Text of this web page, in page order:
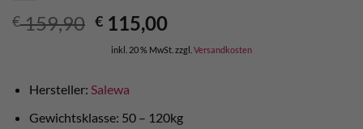
€159,90 Ursprünglicher
Preis
war:
€ 159,90
€ 115,00Aktueller
Preis
ist:
inkl. 20 % MwSt. zzgl. Versandkosten
Hersteller: Salewa
Gewichtsklasse: 50 – 120kg